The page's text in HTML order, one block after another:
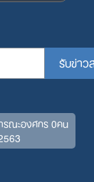
รณะองค์กร 0คน